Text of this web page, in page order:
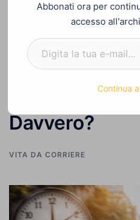
Home»Il Mito Delle
ci Rimette Davvero?
Il Mito Delle
Giornata: Chi
Davvero?
VITA DA CORRIERE
Abbonati ora per
accesso
Digita la tua e-mail...
Continua